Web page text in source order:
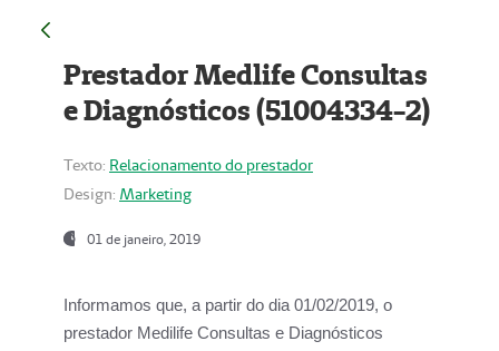
Prestador Medlife Consultas
e Diagnósticos (51004334-2)
Texto: Relacionamento do prestador
Design: Marketing
01 de janeiro, 2019
Informamos que, a partir do dia 01/02/2019, o
prestador Medilife Consultas e Diagnósticos